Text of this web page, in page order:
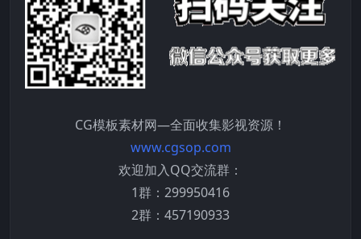
CG模板素材网—全面收集影视资源！
www.cgsop.com
欢迎加入QQ交流群：
1群：299950416
2群：457190933